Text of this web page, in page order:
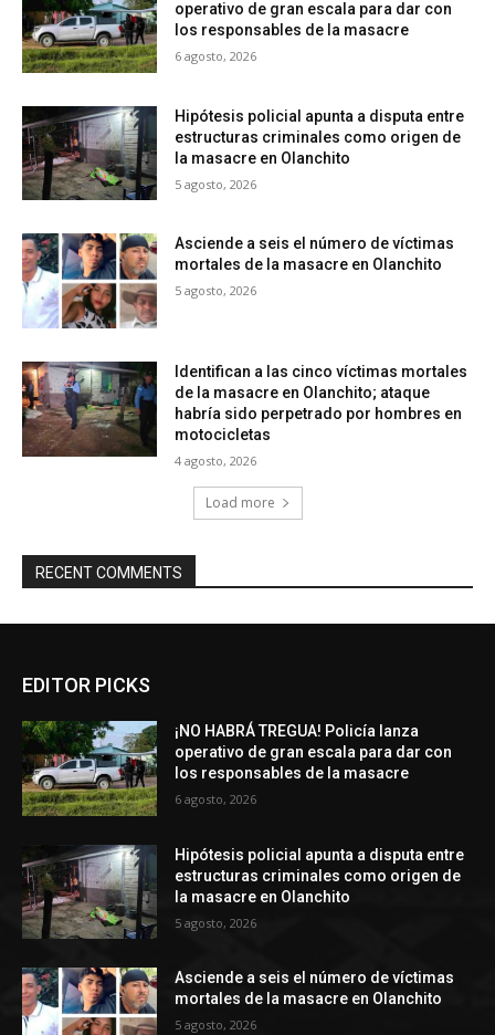
operativo de gran escala para dar con
los responsables de la masacre
6 agosto, 2026
Hipótesis policial apunta a disputa entre
estructuras criminales como origen de
la masacre en Olanchito
5 agosto, 2026
Asciende a seis el número de víctimas
mortales de la masacre en Olanchito
5 agosto, 2026
Identifican a las cinco víctimas mortales
de la masacre en Olanchito; ataque
habría sido perpetrado por hombres en
motocicletas
4 agosto, 2026
Load more
RECENT COMMENTS
EDITOR PICKS
¡NO HABRÁ TREGUA! Policía lanza
operativo de gran escala para dar con
los responsables de la masacre
6 agosto, 2026
Hipótesis policial apunta a disputa entre
estructuras criminales como origen de
la masacre en Olanchito
5 agosto, 2026
Asciende a seis el número de víctimas
mortales de la masacre en Olanchito
5 agosto, 2026